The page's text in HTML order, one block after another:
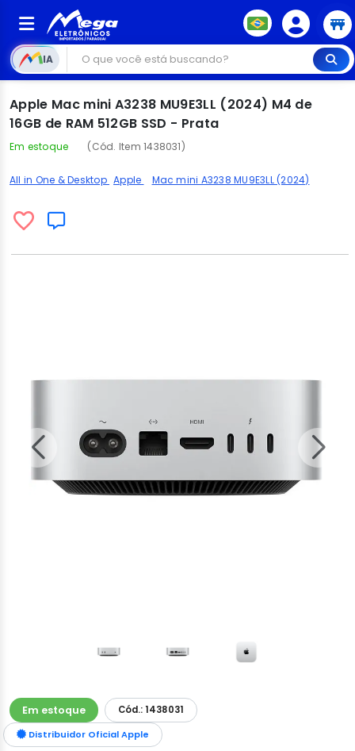
IA
Apple Mac mini A3238 MU9E3LL (2024) M4 de
16GB de RAM 512GB SSD - Prata
Em estoque (Cód. Item 1438031)
All in One & Desktop Apple Mac mini A3238 MU9E3LL (2024)
Em estoque
Cód.: 1438031
Distribuidor Oficial Apple